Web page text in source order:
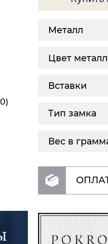
Металл
Цвет
Вставки
Тип замка
Вес в